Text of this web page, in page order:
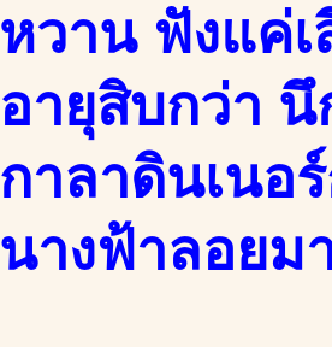
หวาน ฟังแค่เ
อายุสิบกว่า นึ
กาลาดินเนอ
นางฟ้าลอยม